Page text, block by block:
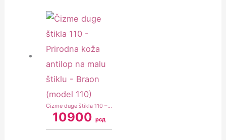
Čizme duge štikla 110 – Prirodna koža antilop na malu štiklu – Braon (model 110)
10900рсд